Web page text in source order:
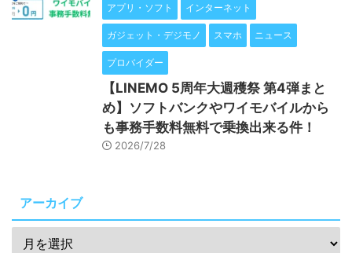
アプリ・ソフト インターネット
ガジェット・デジモノ スマホ ニュース
プロバイダー
【LINEMO 5周年大週穫祭 第4弾まと
め】ソフトバンクやワイモバイルから
も事務手数料無料で乗換出来る件！
2026/7/28
アーカイブ